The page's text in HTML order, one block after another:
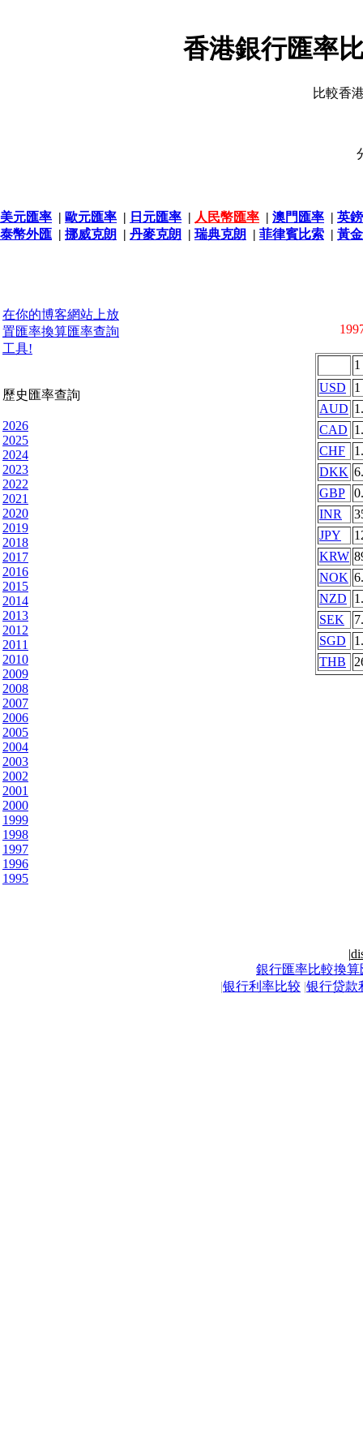
香港銀行匯率
比較香
美元匯率 | 歐元匯率 | 日元匯率 | 人民幣匯率 | 澳門匯率 | 英
泰幣外匯 | 挪威克朗 | 丹麥克朗 | 瑞典克朗 | 菲律賓比索 | 黃
在你的博客網站上放
置匯率換算匯率查詢
工具!
歷史匯率查詢
2026
2025
2024
2023
2022
2021
2020
2019
2018
2017
2016
2015
2014
2013
2012
2011
2010
2009
2008
2007
2006
2005
2004
2003
2002
2001
2000
1999
1998
1997
1996
1995
1
USD
1
AUD
CAD
CHF
DKK
GBP
INR
JPY
KRW
NOK
NZD
SEK
SGD
THB
|
銀行匯率比較換算
|银行利率比较 |银行贷款